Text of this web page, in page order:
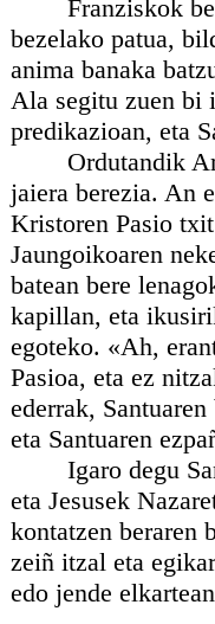
Franziskok bere
bezelako patua,
anima banaka
Ala segitu zuen bi
predikazioan, eta
Ordutandik
jaiera berezia. An
Kristoren Pasio
Jaungoikoaren
batean bere
kapillan, eta
egoteko. «Ah,
Pasioa, eta ez
ederrak,
eta Santuaren
Igaro degu San
eta Jesusek
kontatzen beraren
zeiñ itzal eta
edo jende